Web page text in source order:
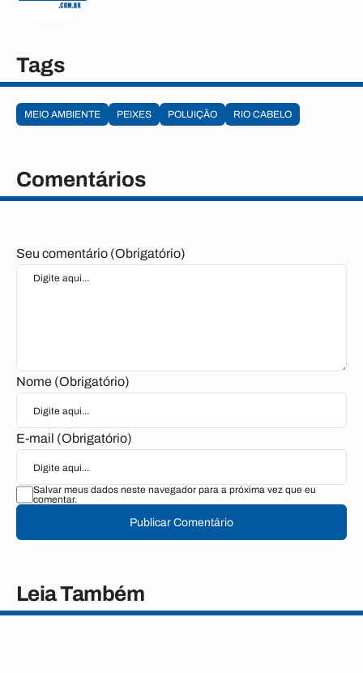
Tags
MEIO AMBIENTE PEIXES POLUIÇÃO RIO CABELO
Comentários
Seu comentário (Obrigatório)
Nome (Obrigatório)
E-mail (Obrigatório)
Salvar meus dados neste navegador para a próxima vez que eu
comentar.
Publicar Comentário
Leia Também